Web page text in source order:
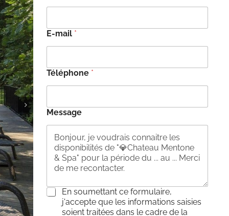
E-mail *
Téléphone *
Message
C
En soumettant ce formulaire,
j'accepte que les informations saisies
soient traitées dans le cadre de la